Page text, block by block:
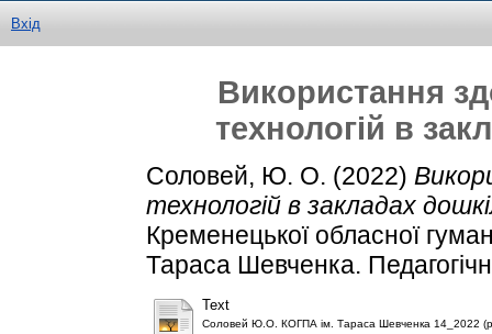
Вхід
Використання
технологій в
Соловей, Ю. О. (2022)
технологій в закладах
Кременецької обласної
Тараса Шевченка.
Text
Соловей Ю.О. КОГПА ім. Тараса Шевченка 14_2022